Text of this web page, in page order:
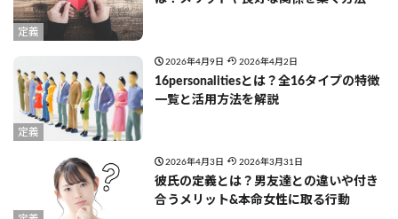
定義
定義
2026年4月9日 2026年4月2日
16personalitiesとは？全16タイプの特徴
一覧と活用方法を解説
2026年4月3日 2026年3月31日
彼氏の定義とは？男友達との違いや付き
合うメリット&本命女性に取る行動